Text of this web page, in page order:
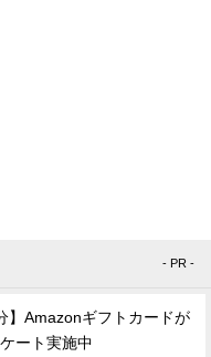
- PR -
】Amazonギフトカードが
ート実施中